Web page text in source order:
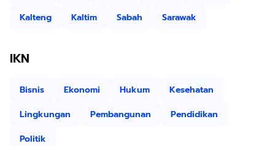
Kalteng
Kaltim Sabah Sarawak
IKN
Bisnis Ekonomi Hukum
Kesehatan
Lingkungan
Pembangunan
Pendidikan
Politik